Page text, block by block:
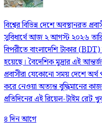
বিশ্বের বিভিন্ন দেশে অবস্থানরত
সুবিধার্থে আজ ২ আগস্ট ২০২৬
বিপরীতে বাংলাদেশি টাকার
হয়েছে। বৈদেশিক মুদ্রার এই
প্রবাসীরা যেকোনো সময় দেশে
করে নেওয়া অত্যন্ত বুদ্ধিমানের
প্রতিদিনের এই রিয়েল-টাইম রেট
৪ দিন আগে